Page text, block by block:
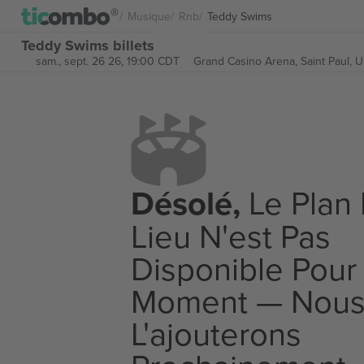
Musique Rnb Teddy Swims
Teddy Swims billets
sam., sept. 26 26, 19:00 CDT Grand Casino Arena, Saint Paul,
Désolé, Le Plan
Lieu N'est Pas
Disponible Pour
Moment — Nous
L'ajouterons